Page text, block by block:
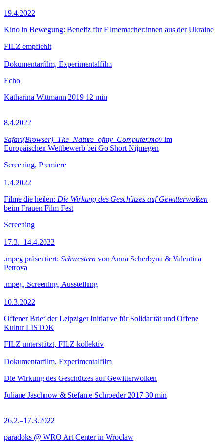
19.4.2022
Kino in Bewegung: Benefiz für Filmemacher:innen aus der Ukraine
FILZ empfiehlt
Dokumentarfilm, Experimentalfilm
Echo
Katharina Wittmann 2019 12 min
8.4.2022
Safari(Browser)_The_Nature_ofmy_Computer.mov im
Europäischen Wettbewerb bei Go Short Nijmegen
Screening, Premiere
1.4.2022
Filme die heilen: Die Wirkung des Geschützes auf Gewitterwolken
beim Frauen Film Fest
Screening
17.3.–14.4.2022
.mpeg präsentiert: Schwestern von Anna Scherbyna & Valentina
Petrova
.mpeg, Screening, Ausstellung
10.3.2022
Offener Brief der Leipziger Initiative für Solidarität und Offene
Kultur LISTOK
FILZ unterstützt, FILZ kollektiv
Dokumentarfilm, Experimentalfilm
Die Wirkung des Geschützes auf Gewitterwolken
Juliane Jaschnow & Stefanie Schroeder 2017 30 min
26.2.–17.3.2022
paradoks @ WRO Art Center in Wrocław